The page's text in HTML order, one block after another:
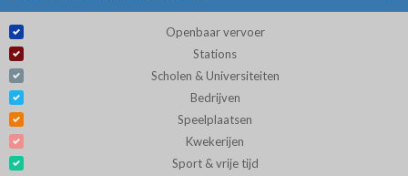
Openbaar vervoer
Stations
Scholen & Universiteiten
Bedrijven
Speelplaatsen
Kwekerijen
Sport & vrije tijd